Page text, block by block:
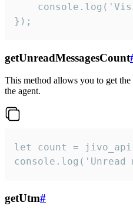
});
getUnreadMessagesCount
This method allows you to get
the agent.
let count =
getUtm#